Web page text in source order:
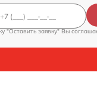
"Оставить заявку" Вы